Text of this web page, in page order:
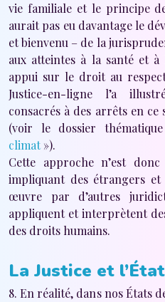
vie familiale et le principe
aurait pas eu davantage le
et bienvenu – de la
aux atteintes à la santé et
appui sur le droit au
Justice-en-ligne l’a
consacrés à des arrêts en
(voir le dossier
climat»).
Cette approche n’est
impliquant des étrangers
œuvre par d’autres
appliquent et interprètent
des droits humains.
La Justice et
8. En réalité, dans nos États